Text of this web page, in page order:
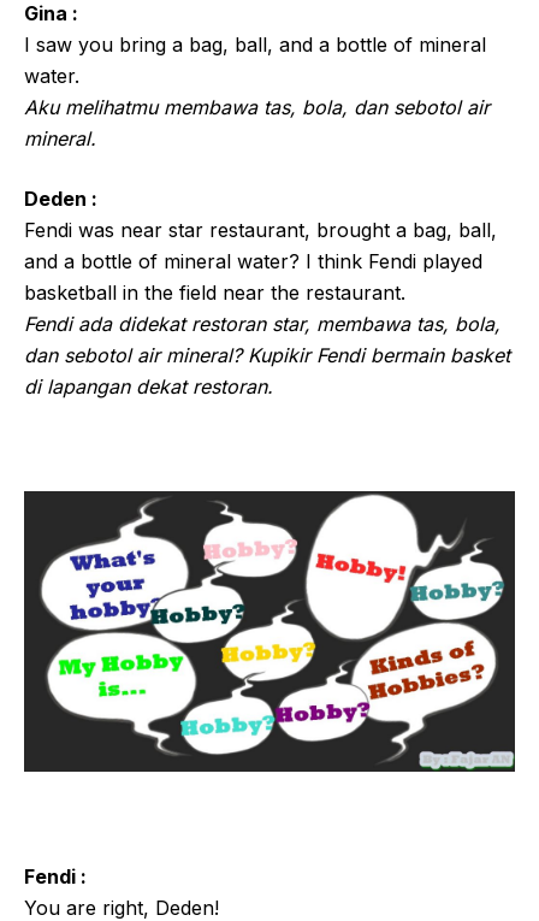
Gina :
I saw you bring a bag, ball, and a bottle of mineral
water.
Aku melihatmu membawa tas, bola, dan sebotol air
mineral.
Deden :
Fendi was near star restaurant, brought a bag, ball,
and a bottle of mineral water? I think Fendi played
basketball in the field near the restaurant.
Fendi ada didekat restoran star, membawa tas, bola,
dan sebotol air mineral? Kupikir Fendi bermain basket
di lapangan dekat restoran.
Fendi :
You are right, Deden!